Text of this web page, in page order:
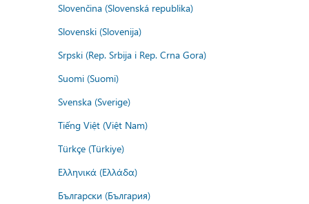
Slovenčina (Slovenská republika)
Slovenski (Slovenija)
Srpski (Rep. Srbija i Rep. Crna Gora)
Suomi (Suomi)
Svenska (Sverige)
Tiếng Việt (Việt Nam)
Türkçe (Türkiye)
Ελληνικά (Ελλάδα)
Български (България)